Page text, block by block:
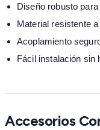
Diseño robusto
Material resistente
Acoplamiento
Fácil instalación sin
Accesorios